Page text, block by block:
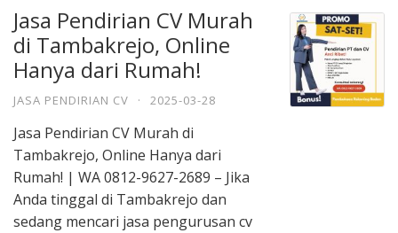
Jasa Pendirian CV Murah
di Tambakrejo, Online
Hanya dari Rumah!
JASA PENDIRIAN CV · 2025-03-28
Jasa Pendirian CV Murah di
Tambakrejo, Online Hanya dari
Rumah! | WA 0812-9627-2689 – Jika
Anda tinggal di Tambakrejo dan
sedang mencari jasa pengurusan cv